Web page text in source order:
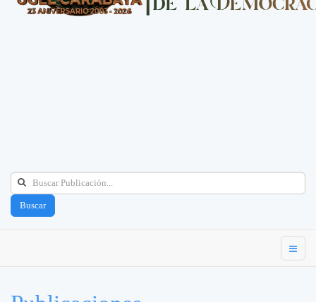
Buscar